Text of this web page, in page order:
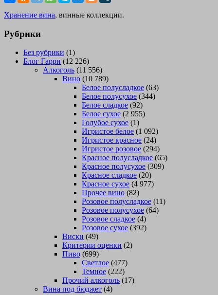
Хранение вина, винные коллекции.
Рубрики
Без рубрики (1)
Блог Гарри (12 226)
Алкоголь (11 556)
Вино (10 789)
Белое полусладкое (63)
Белое полусухое (344)
Белое сладкое (92)
Белое сухое (2 955)
Голубое сухое (1)
Игристое белое (1 092)
Игристое красное (24)
Игристое розовое (294)
Красное полусладкое (65)
Красное полусухое (309)
Красное сладкое (20)
Красное сухое (4 977)
Прочее вино (82)
Розовое полусладкое (11)
Розовое полусухое (64)
Розовое сладкое (4)
Розовое сухое (392)
Виски (49)
Критерии оценки (2)
Пиво (699)
Светлое (477)
Темное (222)
Прочий алкоголь (17)
Вина под бюджет (4)